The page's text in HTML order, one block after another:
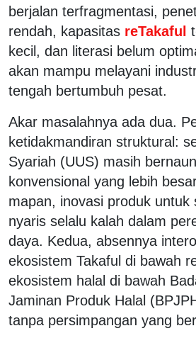
berjalan terfragmentasi,
rendah, kapasitas reTakaful
kecil, dan literasi belum
akan mampu melayani
tengah bertumbuh pesat.
Akar masalahnya ada dua.
ketidakmandiran struktural:
Syariah (UUS) masih
konvensional yang lebih
mapan, inovasi produk untuk
nyaris selalu kalah dalam
daya. Kedua, absennya
ekosistem Takaful di bawah
ekosistem halal di bawah
Jaminan Produk Halal
tanpa persimpangan yang